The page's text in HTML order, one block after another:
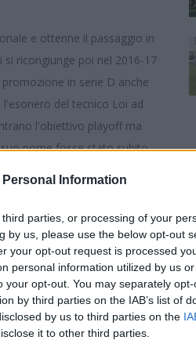
Information
parties, or processing of your
by us, please use the below opt-out
your opt-out request is processed
personal information utilized by us
opt-out. You may separately
by third parties on the IAB’s list of
by us to third parties on the
it to other third parties.
e ottenne il passaggio in
ricongiunge poi nel 2016-17
in serie D anche
del tecnico Loi ad
l'obiettivo playoff ma
nome fosse stato subito
ha determinato il cambio
quelli di Viani e Dessena,
vanta 25 presenze in serie
e Rimini. Coi sarrabesi
Viani e Nieddu compagni di